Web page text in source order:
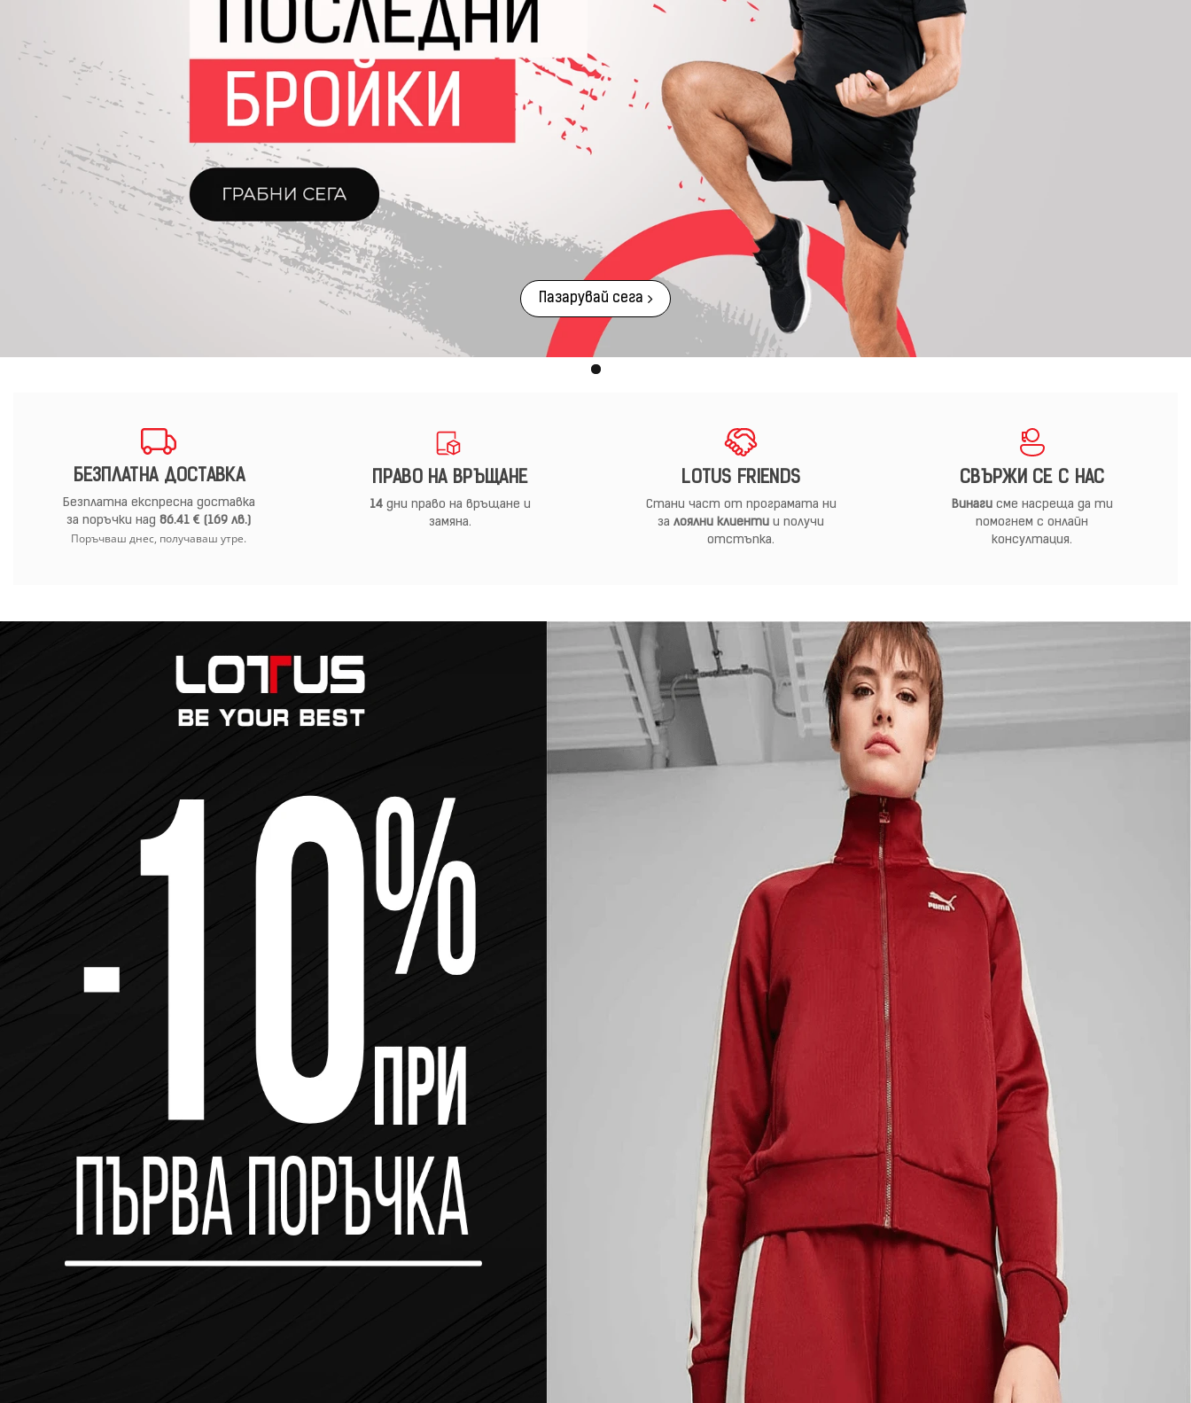
Пазарувай сега
БЕЗПЛАТНА ДОСТАВКА
Безплатна експресна доставка
за поръчки над86.41 € (169 лв.)
Поръчваш днес, получаваш утре.
ПРАВО НА ВРЪЩАНЕ
14дни право на връщане и
замяна.
LOTUS FRIENDS
Стани част от програмата ни
залоялни клиенти и получи
отстъпка.
СВЪРЖИ СЕ С НАС
Винагисме насреща да ти
помогнем с онлайн
консултация.